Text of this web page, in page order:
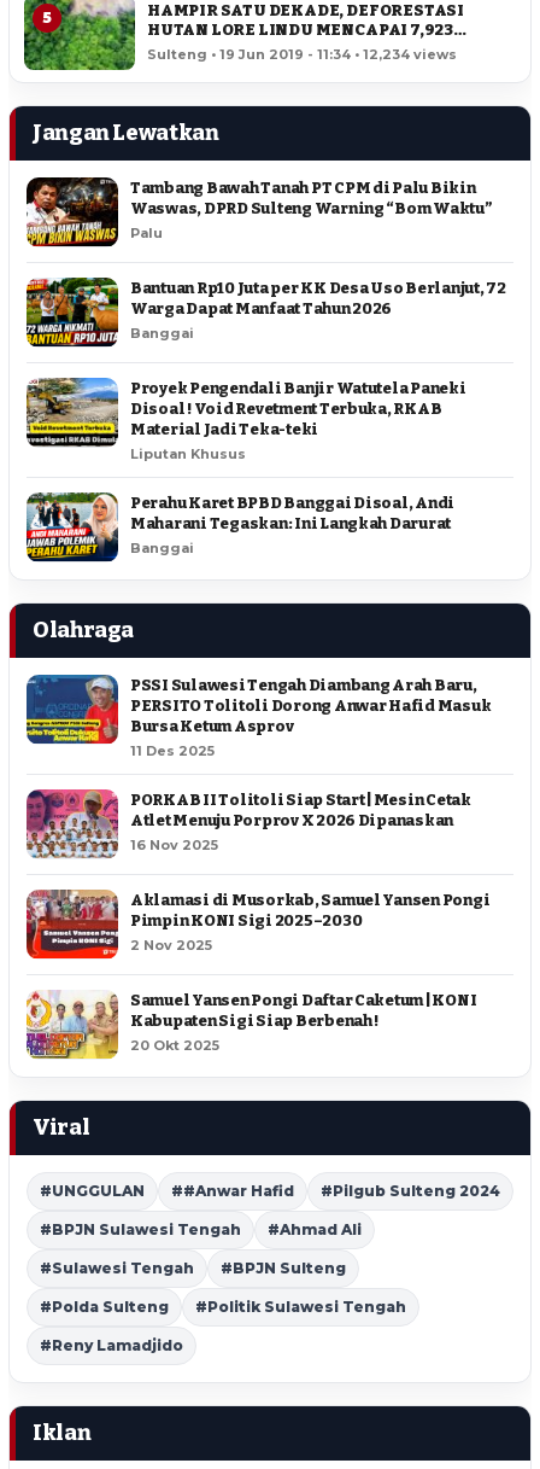
5
HAMPIR SATU DEKADE, DEFORESTASI
HUTAN LORE LINDU MENCAPAI 7,923
HEKTAR
Sulteng • 19 Jun 2019 - 11:34 • 12,234 views
Jangan Lewatkan
Tambang Bawah Tanah PT CPM di Palu Bikin
Waswas, DPRD Sulteng Warning “Bom Waktu”
Palu
Bantuan Rp10 Juta per KK Desa Uso Berlanjut, 72
Warga Dapat Manfaat Tahun 2026
Banggai
Proyek Pengendali Banjir Watutela Paneki
Disoal ! Void Revetment Terbuka, RKAB
Material Jadi Teka-teki
Liputan Khusus
Perahu Karet BPBD Banggai Disoal, Andi
Maharani Tegaskan: Ini Langkah Darurat
Banggai
Olahraga
PSSI Sulawesi Tengah Diambang Arah Baru,
PERSITO Tolitoli Dorong Anwar Hafid Masuk
Bursa Ketum Asprov
11 Des 2025
PORKAB II Tolitoli Siap Start | Mesin Cetak
Atlet Menuju Porprov X 2026 Dipanaskan
16 Nov 2025
Aklamasi di Musorkab, Samuel Yansen Pongi
Pimpin KONI Sigi 2025–2030
2 Nov 2025
Samuel Yansen Pongi Daftar Caketum | KONI
Kabupaten Sigi Siap Berbenah !
20 Okt 2025
Viral
#UNGGULAN ##Anwar Hafid #Pilgub Sulteng 2024
#BPJN Sulawesi Tengah #Ahmad Ali
#Sulawesi Tengah #BPJN Sulteng
#Polda Sulteng #Politik Sulawesi Tengah
#Reny Lamadjido
Iklan